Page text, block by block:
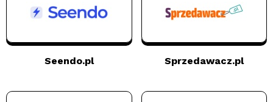
Seendo.pl Sprzedawacz.pl